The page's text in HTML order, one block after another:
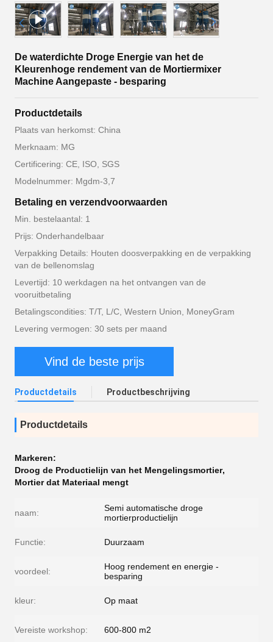
De waterdichte Droge Energie van het de
Kleurenhoge rendement van de Mortiermixer
Machine Aangepaste - besparing
Productdetails
Plaats van herkomst: China
Merknaam: MG
Certificering: CE, ISO, SGS
Modelnummer: Mgdm-3,7
Betaling en verzendvoorwaarden
Min. bestelaantal: 1
Prijs: Onderhandelbaar
Verpakking Details: Houten doosverpakking en de verpakking
van de bellenomslag
Levertijd: 10 werkdagen na het ontvangen van de
vooruitbetaling
Betalingscondities: T/T, L/C, Western Union, MoneyGram
Levering vermogen: 30 sets per maand
Vind de beste prijs
Productdetails Productbeschrijving
Productdetails
Markeren:
Droog de Productielijn van het Mengelingsmortier,
Mortier dat Materiaal mengt
naam:
Semi automatische droge
mortierproductielijn
Functie: Duurzaam
voordeel:
Hoog rendement en energie -
besparing
kleur: Op maat
Vereiste workshop: 600-800 m2